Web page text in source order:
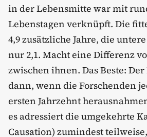
in der Lebensmitte war mit
Lebenstagen verknüpft. Die
4,9 zusätzliche Jahre, die
nur 2,1. Macht eine Differenz
zwischen ihnen. Das Beste:
dann, wenn die Forschenden
ersten Jahrzehnt
es adressiert die umgekehrte
Causation) zumindest